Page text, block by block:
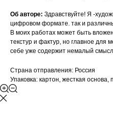
Об авторе: Здравствуйте! Я -
цифровом формате. так и
В моих работах может быть
текстур и фактур, но главное для
себе уже содержит немалый смысл
Страна отправления: Россия
Упаковка: картон, жесткая основа,